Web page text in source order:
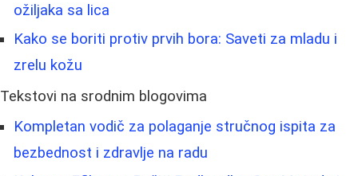
ožiljaka sa lica
Kako se boriti protiv prvih bora: Saveti za mladu i
zrelu kožu
Tekstovi na srodnim blogovima
Kompletan vodič za polaganje stručnog ispita za
bezbednost i zdravlje na radu